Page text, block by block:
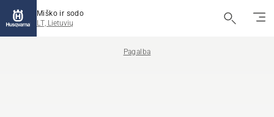
Miško ir sodo
LT, Lietuvių
Pagalba